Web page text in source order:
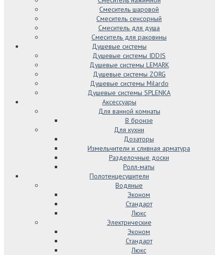
Смеситель шаровой
Смеситель сенсорный
Смеситель для душа
Смеситель для раковины
Душевые системы
Душевые системы IDDIS
Душевые системы LEMARK
Душевые системы ZORG
Душевые системы Milardo
Душевые системы SPLENKA
Аксессуары
Для ванной комнаты
В бронзе
Для кухни
Дозаторы
Измельчители и сливная арматура
Разделочные доски
Ролл-маты
Полотенцесушители
Водяные
Эконом
Стандарт
Люкс
Электрические
Эконом
Стандарт
Люкс